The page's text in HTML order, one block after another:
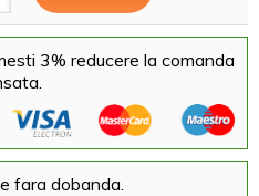
3% reducere la comanda
fara dobanda.